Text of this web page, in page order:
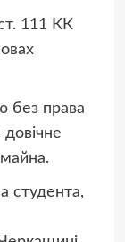
111 КК
без права
студента,